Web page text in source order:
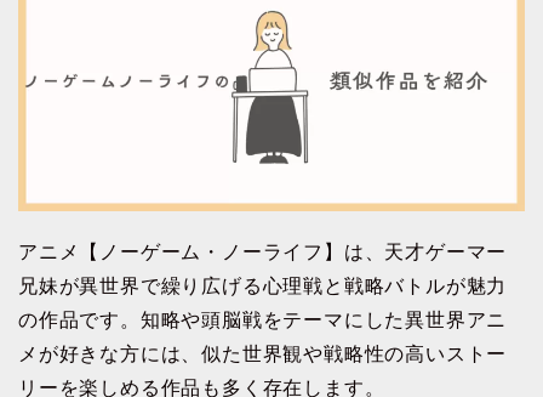
アニメ【ノーゲーム・ノーライフ】は、天才ゲーマー
兄妹が異世界で繰り広げる心理戦と戦略バトルが魅力
の作品です。知略や頭脳戦をテーマにした異世界アニ
メが好きな方には、似た世界観や戦略性の高いストー
リーを楽しめる作品も多く存在します。